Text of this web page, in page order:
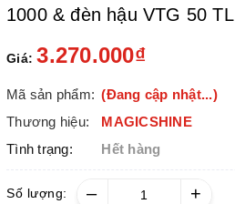
1000 & đèn hậu VTG 50 TL
Giá: 3.270.000₫
Mã sản phẩm: (Đang cập nhật...)
Thương hiệu:
MAGICSHINE
Tình trạng:
Hết hàng
Số lượng: – +